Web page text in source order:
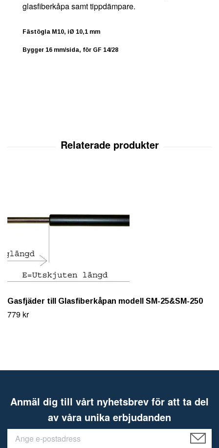
glasfiberkåpa samt tippdämpare.
Fästögla M10, iØ 10,1 mm
Bygger 16 mm/sida, för GF 14/28
Gasfjäder till Glasfiberkåpan modell SM-25&SM-250
779 kr
Anmäl dig till vårt nyhetsbrev för att ta del
av våra unika erbjudanden